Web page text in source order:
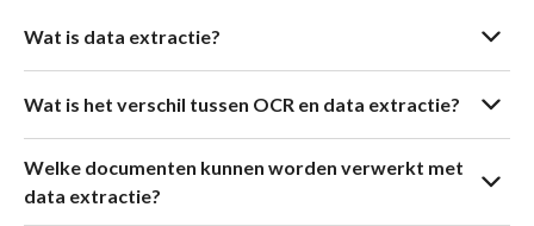
Wat is data extractie?
Wat is het verschil tussen OCR en data extractie?
Welke documenten kunnen worden verwerkt met
data extractie?